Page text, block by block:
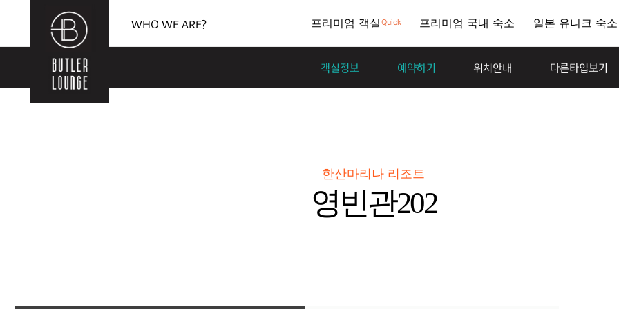
WHO WE ARE? 프리미엄 객실 Quick 프리미엄 국내 숙소 일본 유니크 숙소
객실정보 예약하기 위치안내 다른타입보기
한산마리나 리조트
영빈관202